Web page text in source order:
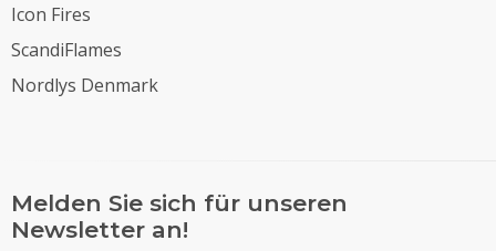
Icon Fires
ScandiFlames
Nordlys Denmark
Melden Sie sich für unseren
Newsletter an!